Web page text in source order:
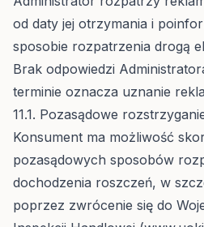
od daty jej otrzymania i
sposobie rozpatrzenia drogą
Brak odpowiedzi
terminie oznacza uznanie
11.1. Pozasądowe
Konsument ma możliwość
pozasądowych sposobów
dochodzenia roszczeń, w
poprzez zwrócenie się do